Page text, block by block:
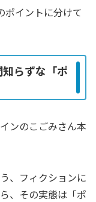
ポイントに分けて
らずな「ポ
ンのこごみさん本
、フィクションに
、その実態は「ポ